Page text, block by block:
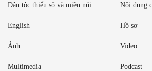
Dân tộc thiểu số và miền núi Nội dung
English Hồ sơ
Ảnh Video
Multimedia Podcast